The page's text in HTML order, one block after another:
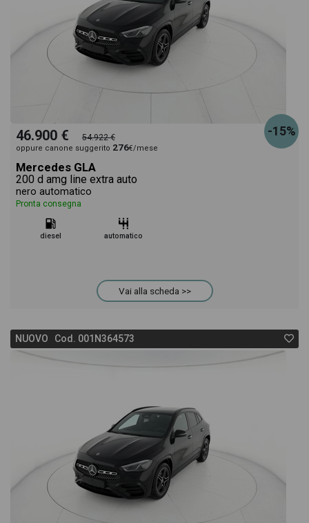
-15%
46.900 € 54.922 €
oppure canone suggerito 276€/mese
Mercedes GLA
200 d amg line extra auto
nero automatico
Pronta consegna
diesel automatico
Vai alla scheda >>
NUOVO Cod. 001N364573